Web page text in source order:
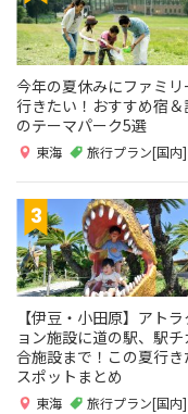
今年の夏休みにファミリ
行きたい！おすすめ宿＆
のテーマパーク5選
東海 旅行プラン[国内]
【伊豆・小田原】アト
ョン施設に道の駅、駅チ
合施設まで！この夏行き
スポットまとめ
東海 旅行プラン[国内]